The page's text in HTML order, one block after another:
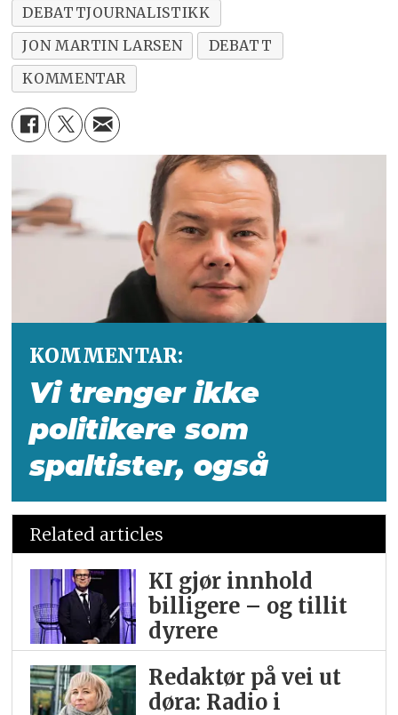
DEBATTJOURNALISTIKK
JON MARTIN LARSEN
DEBATT
KOMMENTAR
KOMMENTAR:
Vi trenger ikke
politikere som
spaltister, også
Related articles
KI gjør innhold
billigere – og tillit
dyrere
Redaktør på vei ut
døra: Radio i